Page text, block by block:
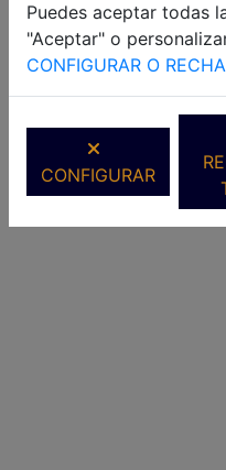
Puedes aceptar todas
"Aceptar" o
CONFIGURAR O
CONFIGURAR